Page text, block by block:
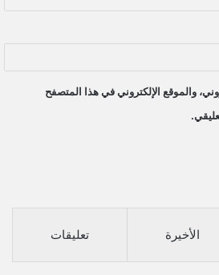
والموقع الإلكتروني في هذا المتصفح
الأخيرة تعليقات